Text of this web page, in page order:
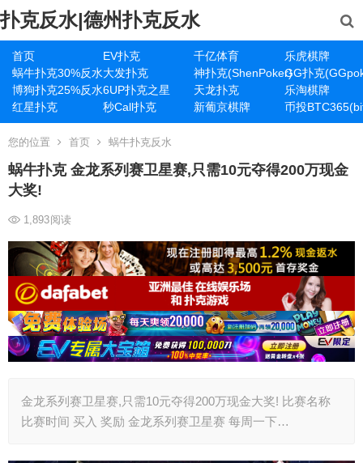
扑克反水|德州扑克反水
首页 EV扑克 千亿体育
乐虎棋牌
蜗牛扑克30%反水大发扑克 神扑克(ShenPoker)GG扑克
博狗扑克25%反水6UP扑克之星 天龙扑克
乐淘棋牌
红星扑克
秒Call扑克 新葡京棋牌 币投
您的位置 首页 蜗牛扑克反水
蜗牛扑克 金龙系列赛卫星赛,只需10元夺得200万现金
大奖!
1,893阅读
金龙系列赛卫星赛,只需10元夺得200万现金大奖! 比赛名称
比赛时间 买入 奖励 金龙系列赛卫星赛 每周一下…